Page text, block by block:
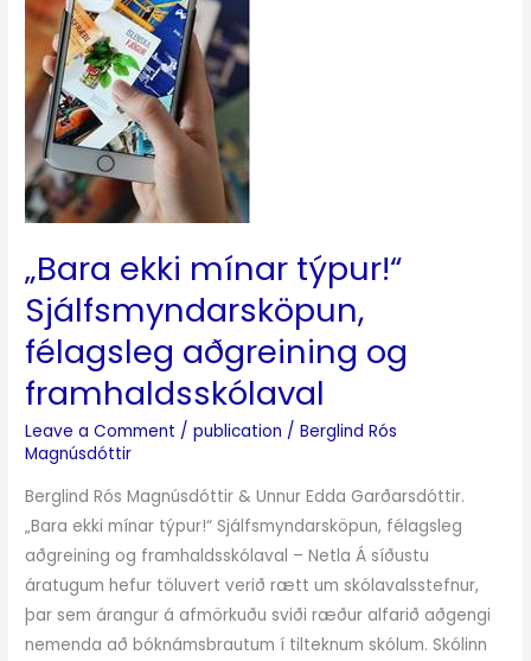
„Bara ekki mínar týpur!“
Sjálfsmyndarsköpun,
félagsleg aðgreining og
framhaldsskólaval
Leave a Comment /publication /Berglind Rós
Magnúsdóttir
Berglind Rós Magnúsdóttir & Unnur Edda Garðarsdóttir.
„Bara ekki mínar týpur!“ Sjálfsmyndarsköpun, félagsleg
aðgreining og framhaldsskólaval – Netla Á síðustu
áratugum hefur töluvert verið rætt um skólavalsstefnur,
þar sem árangur á afmörkuðu sviði ræður alfarið aðgengi
nemenda að bóknámsbrautum í tilteknum skólum. Skólinn
Sjálfsmyndarsköpun,
félagsleg
aðgreining
og
framhaldsskólaval